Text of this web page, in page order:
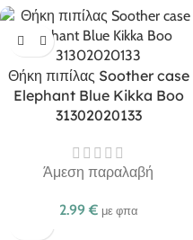
Θήκη πιπίλας Soother case
Elephant Blue Kikka Boo
31302020133
Άμεση παραλαβή
2.99 € με φπα